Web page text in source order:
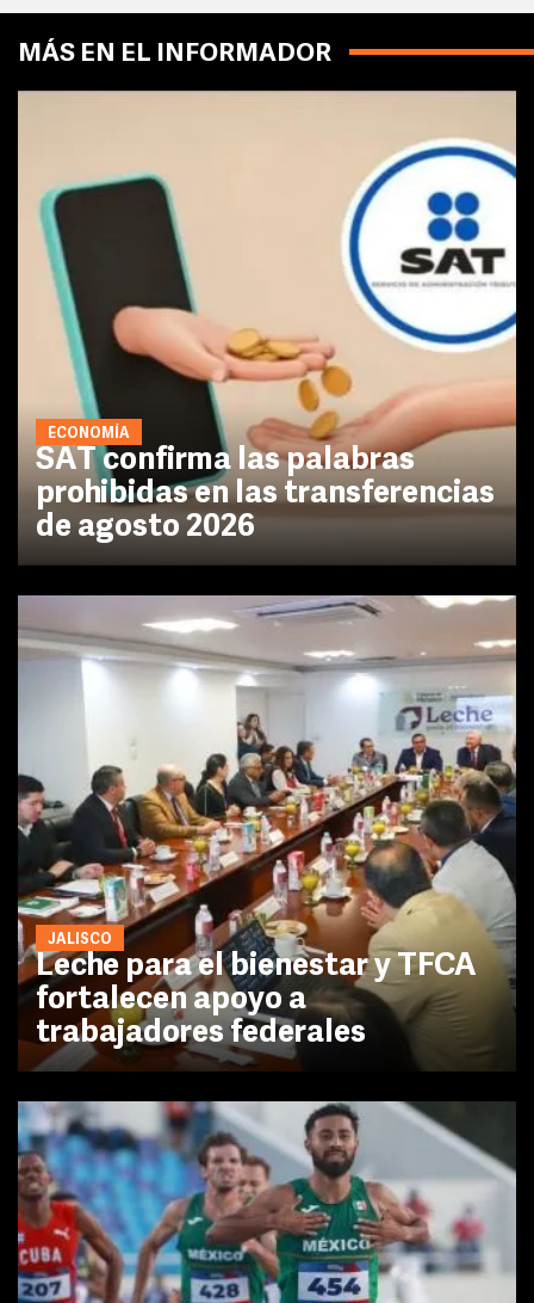
MÁS EN EL INFORMADOR
ECONOMÍA
SAT confirma las palabras
prohibidas en las transferencias
de agosto 2026
JALISCO
Leche para el bienestar y TFCA
fortalecen apoyo a
trabajadores federales